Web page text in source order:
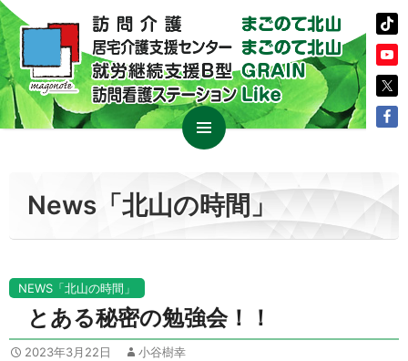
メニュ
ー
ス
キ
プ
News「北山の時間」
NEWS「北山の時間」
とある秘密の勉強会！！
2023年3月22日 小谷樹幸